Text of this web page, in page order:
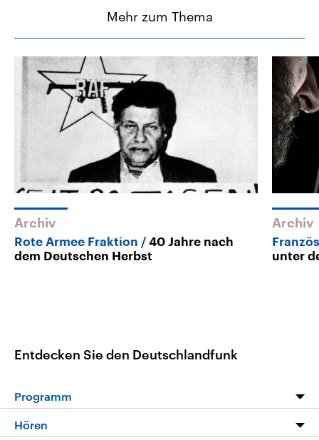
Mehr zum Thema
Archiv
Rote Armee Fraktion
40 Jahre nach
dem Deutschen Herbst
Archiv
unter
Entdecken Sie den Deutschlandfunk
Programm
Hören